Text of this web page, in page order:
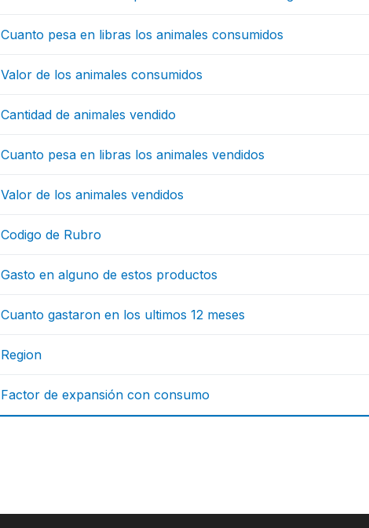
Cuanto pesa en libras los animales consumidos
Valor de los animales consumidos
Cantidad de animales vendido
Cuanto pesa en libras los animales vendidos
Valor de los animales vendidos
Codigo de Rubro
Gasto en alguno de estos productos
Cuanto gastaron en los ultimos 12 meses
Region
Factor de expansión con consumo